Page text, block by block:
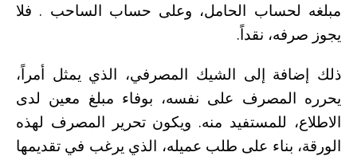
مبلغه لحساب الحامل، وعلى حساب الساحب . فلا
يجوز صرفه، نقداً.
ذلك إضافة إلى الشيك المصرفي، الذي يمثل أمراً،
يحرره المصرف على نفسه، بوفاء مبلغ معين لدى
الاطلاع، للمستفيد منه. ويكون تحرير المصرف لهذه
الورقة، بناء على طلب عميله، الذي يرغب في تقديمها